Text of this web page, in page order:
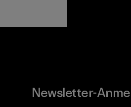
Newsletter-